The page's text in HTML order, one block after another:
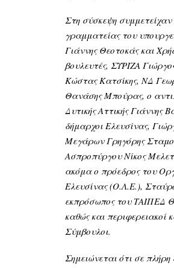
Στη σύσκεψη συμμετείχαν
γραμματείας του
Γιάννης Θεοτοκάς και
βουλευτές, ΣΥΡΙΖΑ
Κώστας Κατσίκης, ΝΔ
Θανάσης Μπούρας, ο
Δυτικής Αττικής Γιάννης
δήμαρχοι Ελευσίνας,
Μεγάρων Γρηγόρης
Ασπροπύργου Νίκος
ακόμα ο πρόεδρος του
Ελευσίνας (Ο.Λ.Ε.),
εκπρόσωπος του ΤΑΙΠΕΔ
καθώς και περιφερειακοί
Σύμβουλοι.
Σημειώνεται ότι σε πλήρη